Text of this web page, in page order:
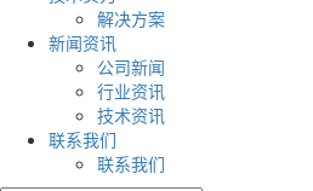
解决方案
新闻资讯
公司新闻
行业资讯
技术资讯
联系我们
联系我们